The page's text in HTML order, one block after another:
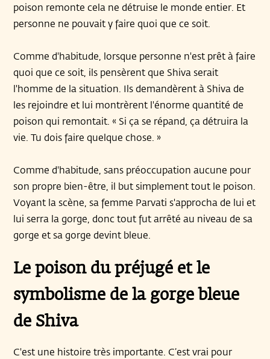
poison remonte cela ne détruise le monde entier. Et
personne ne pouvait y faire quoi que ce soit.
Comme d'habitude, lorsque personne n'est prêt à faire
quoi que ce soit, ils pensèrent que Shiva serait
l'homme de la situation. Ils demandèrent à Shiva de
les rejoindre et lui montrèrent l'énorme quantité de
poison qui remontait. « Si ça se répand, ça détruira la
vie. Tu dois faire quelque chose. »
Comme d'habitude, sans préoccupation aucune pour
son propre bien-être, il but simplement tout le poison.
Voyant la scène, sa femme Parvati s'approcha de lui et
lui serra la gorge, donc tout fut arrêté au niveau de sa
gorge et sa gorge devint bleue.
Le poison du préjugé et le
symbolisme de la gorge bleue
de Shiva
C'est une histoire très importante. C’est vrai pour